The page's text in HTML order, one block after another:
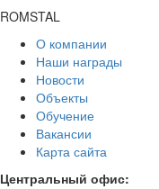
ROMSTAL
О компании
Наши награды
Новости
Объекты
Обучение
Вакансии
Карта сайта
Центральный офис: